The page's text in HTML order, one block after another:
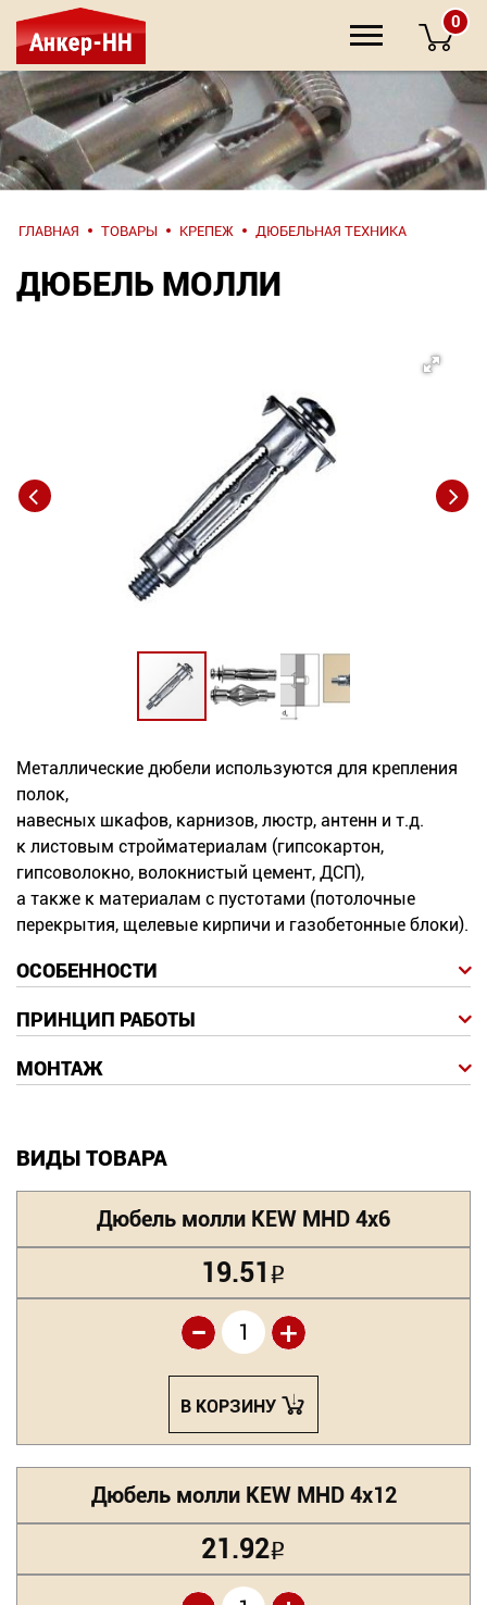
НАПИШИТЕ
О компании
Новинки
Документация
Оплата и доставка
+7
(831)
282-
01-
01
0
ГЛАВНАЯ ТОВАРЫ КРЕПЕЖ ДЮБЕЛЬНАЯ ТЕХНИКА
ДЮБЕЛЬ МОЛЛИ
Металлические дюбели используются для крепления
полок,
навесных шкафов, карнизов, люстр, антенн и т.д.
к листовым стройматериалам (гипсокартон,
гипсоволокно, волокнистый цемент, ДСП),
а также к материалам с пустотами (потолочные
перекрытия, щелевые кирпичи и газобетонные блоки).
ОСОБЕННОСТИ
ПРИНЦИП РАБОТЫ
МОНТАЖ
ВИДЫ ТОВАРА
Дюбель молли KEW MHD 4х6
19.51 Р
+
-
В КОРЗИНУ
Дюбель молли KEW MHD 4х12
21.92Р